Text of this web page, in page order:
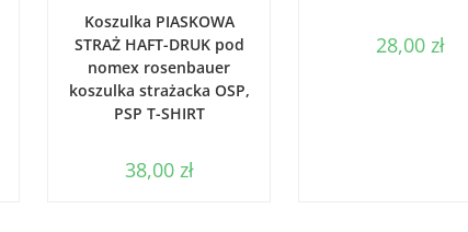
Koszulka PIASKOWA
STRAŻ HAFT-DRUK pod
nomex rosenbauer
koszulka strażacka OSP,
PSP T-SHIRT
38,00 zł
28,00 zł